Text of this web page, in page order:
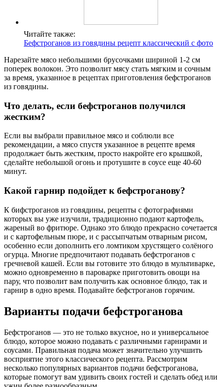
Читайте также:
Бефстроганов из говядины рецепт классический с фото
Нарезайте мясо небольшими брусочками шириной 1-2 см
поперек волокон. Это позволит мясу стать мягким и сочным
за время, указанное в рецептах приготовления бефстроганов
из говядины.
Что делать, если бефстроганов получился
жестким?
Если вы выбрали правильное мясо и соблюли все
рекомендации, а мясо спустя указанное в рецепте время
продолжает быть жестким, просто накройте его крышкой,
сделайте небольшой огонь и протушите в соусе еще 40-60
минут.
Какой гарнир подойдет к бефстроганову?
К бифстроганов из говядины, рецепты с фотографиями
которых вы уже изучили, традиционно подают картофель,
жареный во фритюре. Однако это блюдо прекрасно сочетается
и с картофельным пюре, и с рассыпчатым отварным рисом,
особенно если дополнить его ломтиком хрустящего солёного
огурца. Многие предпочитают подавать бефстроганов с
гречневой кашей. Если вы готовите это блюдо в мультиварке,
можно одновременно в пароварке приготовить овощи на
пару, что позволит вам получить как основное блюдо, так и
гарнир в одно время. Подавайте бефстроганов горячим.
Варианты подачи бефстроганова
Бефстроганов — это не только вкусное, но и универсальное
блюдо, которое можно подавать с различными гарнирами и
соусами. Правильная подача может значительно улучшить
восприятие этого классического рецепта. Рассмотрим
несколько популярных вариантов подачи бефстроганова,
которые помогут вам удивить своих гостей и сделать обед или